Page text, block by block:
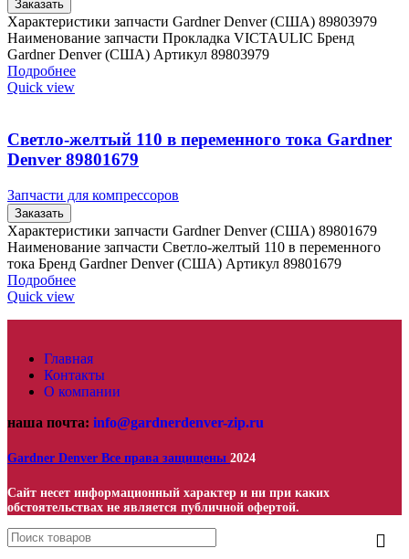
Заказать
Характеристики запчасти Gardner Denver (США) 89803979
Наименование запчасти Прокладка VICTAULIC Бренд
Gardner Denver (США) Артикул 89803979
Подробнее
Quick view
Светло-желтый 110 в переменного тока Gardner
Denver 89801679
Запчасти для компрессоров
Заказать
Характеристики запчасти Gardner Denver (США) 89801679
Наименование запчасти Светло-желтый 110 в переменного
тока Бренд Gardner Denver (США) Артикул 89801679
Подробнее
Quick view
Главная
Контакты
О компании
наша почта: info@gardnerdenver-zip.ru
Gardner Denver Все права защищены 2024
Сайт несет информационный характер и ни при каких
обстоятельствах не является публичной офертой.